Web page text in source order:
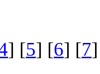
] [5] [6] [7